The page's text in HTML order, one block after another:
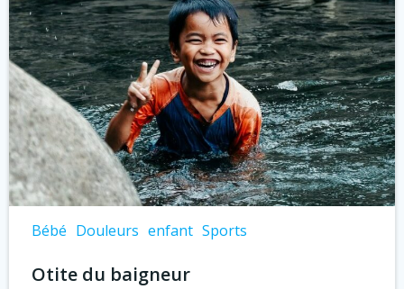
Bébé Douleurs enfant Sports
Otite du baigneur